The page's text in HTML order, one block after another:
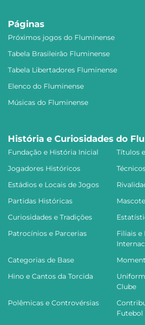
Páginas
Próximos jogos do Fluminense
Tabela Brasileirão Fluminense
Tabela Libertadores Fluminense
Elenco do Fluminense
Músicas do Fluminense
História e Curiosidades do
Fundação e História Inicial
Títulos
Jogadores Históricos
Estádios e Locais de Jogos
Partidas Históricas
Curiosidades e Tradições
Patrocínios e Parcerias
Filiais e
Categorias de Base
Hino e Cantos da Torcida
Clube
Polêmicas e Controvérsias
Futebol